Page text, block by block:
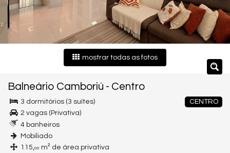
mostrar todas as fotos
Balneário Camboriú - Centro
CENTRO
3 dormitórios (3 suítes)
2 vagas (Privativa)
4 banheiros
Mobiliado
115,00 m² de área privativa